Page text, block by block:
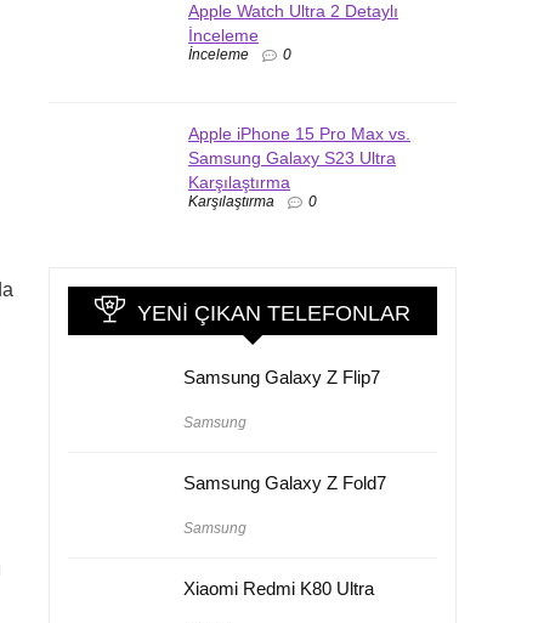
Apple Watch Ultra 2 Detaylı
İnceleme
İnceleme 0
Apple iPhone 15 Pro Max vs.
Samsung Galaxy S23 Ultra
Karşılaştırma
Karşılaştırma 0
YENI ÇIKAN TELEFONLAR
Samsung Galaxy Z Flip7
Samsung
Samsung Galaxy Z Fold7
Samsung
Xiaomi Redmi K80 Ultra